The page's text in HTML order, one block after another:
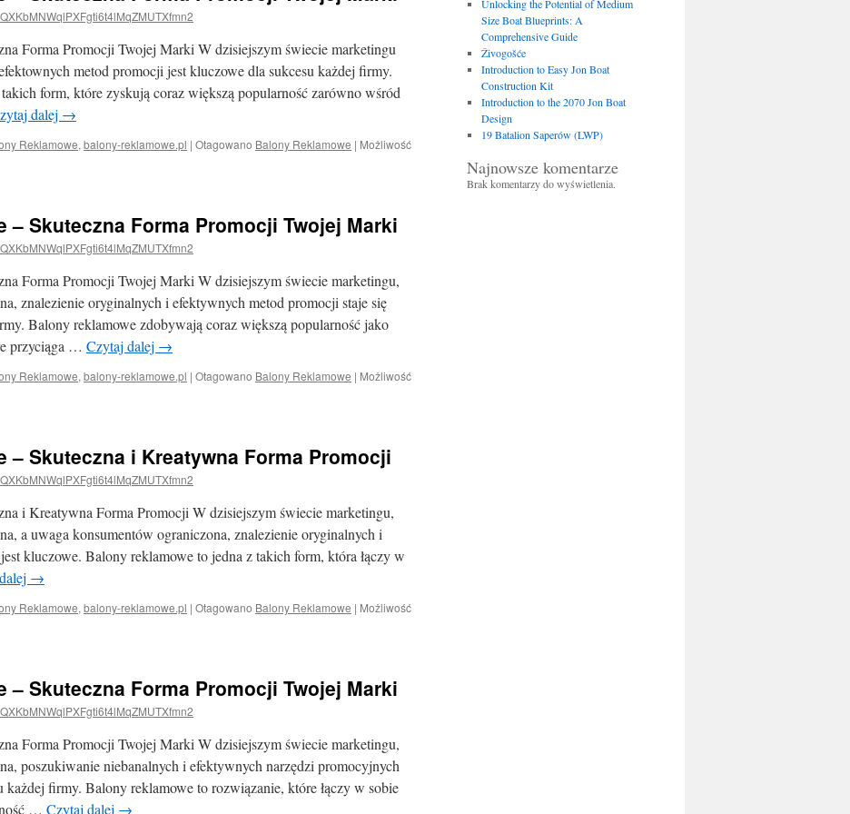
QXKbMNWqlPXFgti6t4lMqZMUTXfmn2
Forma Promocji Twojej Marki W dzisiejszym świecie marketingu
metod promocji jest kluczowe dla sukcesu każdej firmy.
form, które zyskują coraz większą popularność zarówno wśród
dalej →
Reklamowe, balony-reklamowe.pl | Otagowano Balony Reklamowe | Możliwość
– Skuteczna Forma Promocji Twojej Marki
QXKbMNWqlPXFgti6t4lMqZMUTXfmn2
Forma Promocji Twojej Marki W dzisiejszym świecie marketingu,
znalezienie oryginalnych i efektywnych metod promocji staje się
Balony reklamowe zdobywają coraz większą popularność jako
przyciąga … Czytaj dalej →
Reklamowe, balony-reklamowe.pl | Otagowano Balony Reklamowe | Możliwość
– Skuteczna i Kreatywna Forma Promocji
QXKbMNWqlPXFgti6t4lMqZMUTXfmn2
i Kreatywna Forma Promocji W dzisiejszym świecie marketingu,
a uwaga konsumentów ograniczona, znalezienie oryginalnych i
kluczowe. Balony reklamowe to jedna z takich form, która łączy w
→
Reklamowe, balony-reklamowe.pl | Otagowano Balony Reklamowe | Możliwość
– Skuteczna Forma Promocji Twojej Marki
QXKbMNWqlPXFgti6t4lMqZMUTXfmn2
Forma Promocji Twojej Marki W dzisiejszym świecie marketingu,
poszukiwanie niebanalnych i efektywnych narzędzi promocyjnych
każdej firmy. Balony reklamowe to rozwiązanie, które łączy w sobie
… Czytaj dalej →
Unlocking the Potential of Medium
Size Boat Blueprints: A
Comprehensive Guide
Živogošće
Introduction to Easy Jon Boat
Construction Kit
Introduction to the 2070 Jon Boat
Design
19 Batalion Saperów (LWP)
Najnowsze komentarze
Brak komentarzy do wyświetlenia.